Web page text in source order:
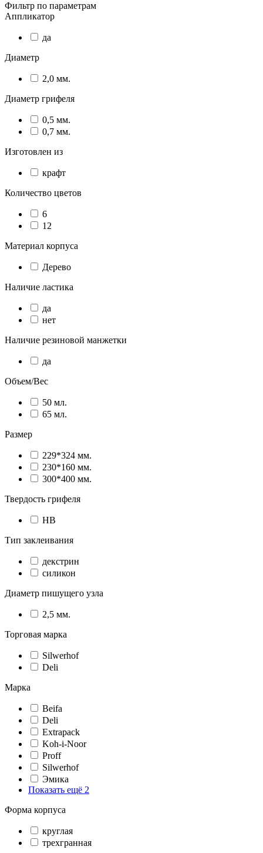
Фильтр по параметрам
Аппликатор
да
Диаметр
2,0 мм.
Диаметр грифеля
0,5 мм.
0,7 мм.
Изготовлен из
крафт
Количество цветов
6
12
Материал корпуса
Дерево
Наличие ластика
да
нет
Наличие резиновой манжетки
да
Объем/Вес
50 мл.
65 мл.
Размер
229*324 мм.
230*160 мм.
300*400 мм.
Твердость грифеля
HB
Тип заклеивания
декстрин
силикон
Диаметр пишущего узла
2,5 мм.
Торговая марка
Silwerhof
Deli
Марка
Beifa
Deli
Extrapack
Koh-i-Noor
Proff
Silwerhof
Эмика
Показать ещё 2
Форма корпуса
круглая
трехгранная